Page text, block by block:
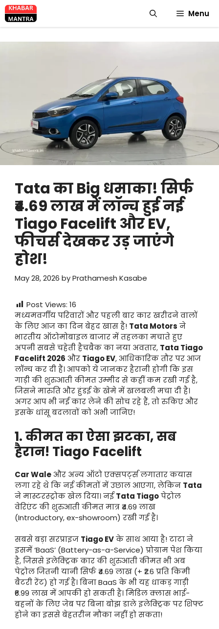
Skip
to
content
Menu
Tata का Big धमाका! सिर्फ
₹4.69 लाख में लॉन्च हुई नई
Tiago Facelift और EV,
फीचर्स देखकर उड़ जाएंगे
होश!
May 28, 2026 byPrathamesh Kasabe
Post Views: 16
मध्यमवर्गीय परिवारों और पहली बार कार खरीदने वालों
के लिए आज का दिन बेहद खास है! Tata Motors ने
भारतीय ऑटोमोबाइल बाजार में तहलका मचाते हुए
अपनी सबसे चहेती हैचबैक का नया अवतार, Tata Tiago
Facelift 2026 और Tiago EV, आधिकारिक तौर पर आज
लॉन्च कर दी हैं। आपको ये जानकर हैरानी होगी कि इस
गाड़ी की शुरुआती कीमत उम्मीद से कहीं कम रखी गई है,
जिसने मारुति और हुंडई के खेमे में खलबली मचा दी है।
अगर आप भी नई कार लेने की सोच रहे हैं, तो रुकिए और
इसके धांसू बदलावों को अभी जानिए!
1. कीमत का ऐसा झटका, सब
हैरान! Tiago Facelift
Car Waleऔर अन्य ऑटो एक्सपर्ट्स लगातार कयास
लगा रहे थे कि नई कीमतों में उछाल आएगा, लेकिन Tata
ने मास्टरस्ट्रोक खेल दिया। नईTata Tiagoपेट्रोल
वेरिएंट की शुरुआती कीमत मात्र ₹4.69 लाख
(Introductory, ex-showroom) रखी गई है।
सबसे बड़ा सरप्राइज Tiago EVके साथ आया है! टाटा ने
इसमें ‘BaaS’ (Battery-as-a-Service) प्रोग्राम पेश किया
है, जिससे इलेक्ट्रिक कार की शुरुआती कीमत भी अब
पेट्रोल जितनी यानी सिर्फ ₹4.69 लाख (+ ₹2.6 प्रति किमी
बैटरी रेंट) हो गई है।बिना BaaS के भी यह धाकड़ गाड़ी
₹6.99 लाख में आपकी हो सकती है।मिडिल क्लास भाई-
बहनों के लिए जेब पर बिना बोझ डाले इलेक्ट्रिक पर शिफ्ट
होने का इससे बेहतरीन मौका नहीं हो सकता!